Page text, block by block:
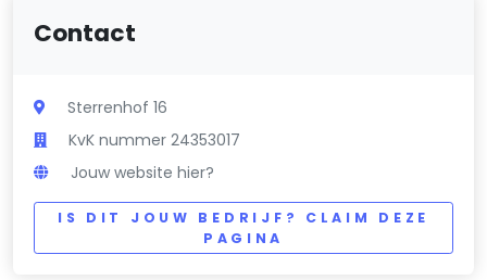
Contact
Sterrenhof 16
KvK nummer 24353017
Jouw website hier?
IS DIT JOUW BEDRIJF? CLAIM DEZE
PAGINA